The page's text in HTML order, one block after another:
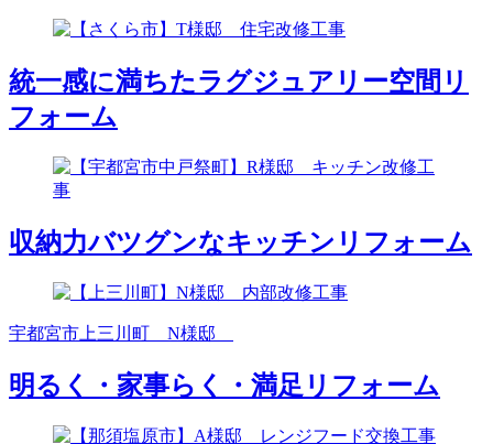
統一感に満ちたラグジュアリー空間リ
フォーム
収納力バツグンなキッチンリフォーム
宇都宮市上三川町 N様邸
明るく・家事らく・満足リフォーム